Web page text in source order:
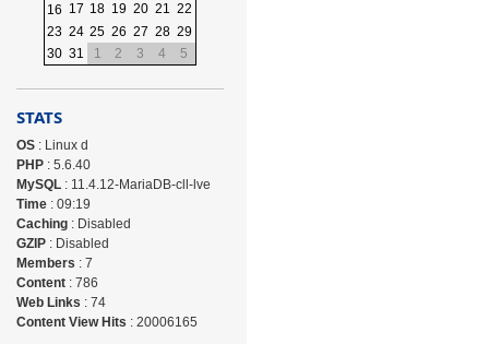
16 17 18 19 20 21 22
23 24 25 26 27 28 29
30 31 1 2 3 4 5
STATS
OS: Linux d
PHP: 5.6.40
MySQL: 11.4.12-MariaDB-cll-lve
Time: 09:19
Caching: Disabled
GZIP: Disabled
Members : 7
Content: 786
Web Links : 74
Content View Hits : 20006165